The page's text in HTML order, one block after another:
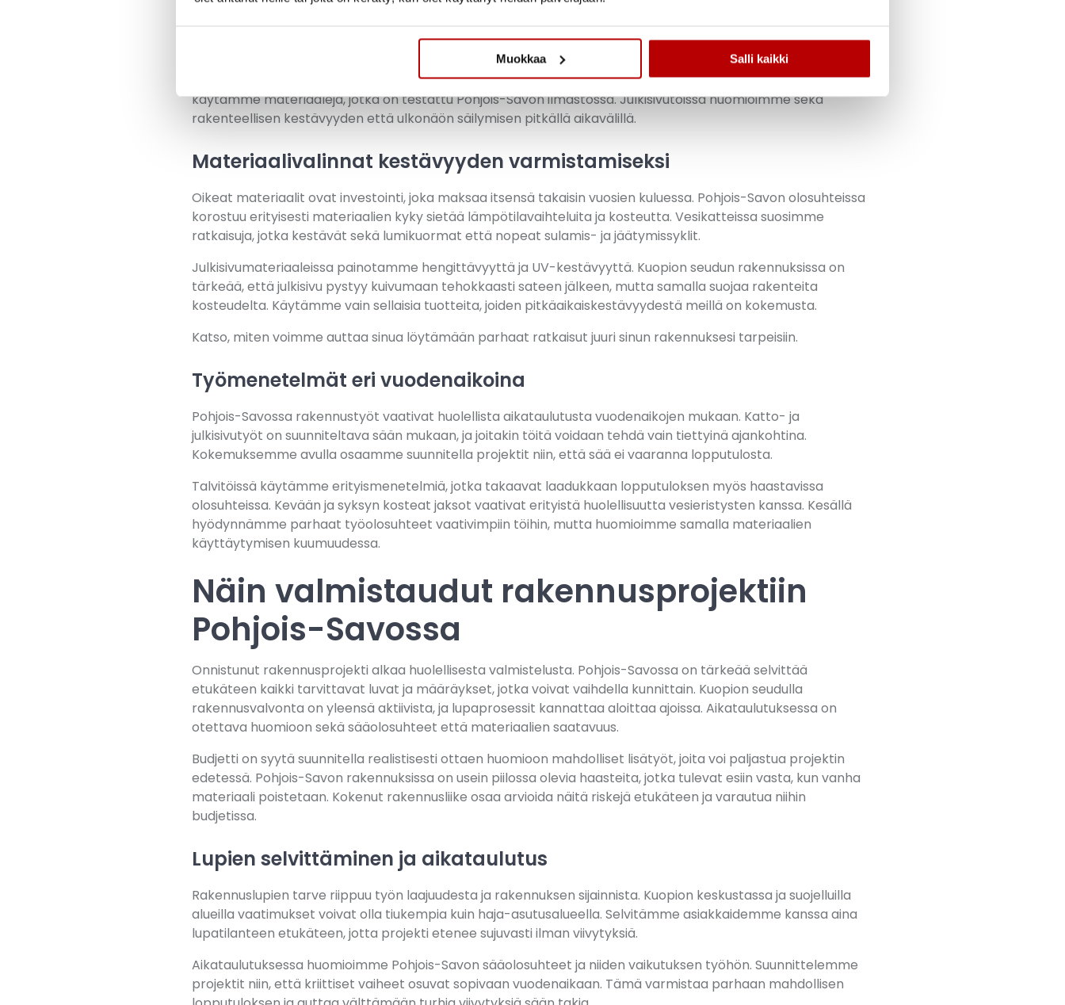
Muokkaa Salli kaikki
lämpötilavaihtelut rasittavat rakenteita ympäri vuoden. Talvella lumi ja jää luovat staattisia kuormia, kun taas
erikoistuu juuri näihin haastaviin olosuhteisiin. Vesikattojen huollossa ja remontoinnissa
käytämme materiaaleja, jotka on testattu Pohjois-Savon ilmastossa. Julkisivutöissä huomioimme sekä
rakenteellisen kestävyyden että ulkonäön säilymisen pitkällä aikavälillä.
Materiaalivalinnat kestävyyden varmistamiseksi
Oikeat materiaalit ovat investointi, joka maksaa itsensä takaisin vuosien kuluessa. Pohjois-Savon olosuhteissa
korostuu erityisesti materiaalien kyky sietää lämpötilavaihteluita ja kosteutta. Vesikatteissa suosimme
ratkaisuja, jotka kestävät sekä lumikuormat että nopeat sulamis- ja jäätymissyklit.
Julkisivumateriaaleissa painotamme hengittävyyttä ja UV-kestävyyttä. Kuopion seudun rakennuksissa on
tärkeää, että julkisivu pystyy kuivumaan tehokkaasti sateen jälkeen, mutta samalla suojaa rakenteita
kosteudelta. Käytämme vain sellaisia tuotteita, joiden pitkäaikaiskestävyydestä meillä on kokemusta.
Katso, miten voimme auttaa sinua löytämään parhaat ratkaisut juuri sinun rakennuksesi tarpeisiin.
Työmenetelmät eri vuodenaikoina
Pohjois-Savossa rakennustyöt vaativat huolellista aikataulutusta vuodenaikojen mukaan. Katto- ja
julkisivutyöt on suunniteltava sään mukaan, ja joitakin töitä voidaan tehdä vain tiettyinä ajankohtina.
Kokemuksemme avulla osaamme suunnitella projektit niin, että sää ei vaaranna lopputulosta.
Talvitöissä käytämme erityismenetelmiä, jotka takaavat laadukkaan lopputuloksen myös haastavissa
olosuhteissa. Kevään ja syksyn kosteat jaksot vaativat erityistä huolellisuutta vesieristysten kanssa. Kesällä
hyödynnämme parhaat työolosuhteet vaativimpiin töihin, mutta huomioimme samalla materiaalien
käyttäytymisen kuumuudessa.
Näin valmistaudut rakennusprojektiin
Pohjois-Savossa
Onnistunut rakennusprojekti alkaa huolellisesta valmistelusta. Pohjois-Savossa on tärkeää selvittää
etukäteen kaikki tarvittavat luvat ja määräykset, jotka voivat vaihdella kunnittain. Kuopion seudulla
rakennusvalvonta on yleensä aktiivista, ja lupaprosessit kannattaa aloittaa ajoissa. Aikataulutuksessa on
otettava huomioon sekä sääolosuhteet että materiaalien saatavuus.
Budjetti on syytä suunnitella realistisesti ottaen huomioon mahdolliset lisätyöt, joita voi paljastua projektin
edetessä. Pohjois-Savon rakennuksissa on usein piilossa olevia haasteita, jotka tulevat esiin vasta, kun vanha
materiaali poistetaan. Kokenut rakennusliike osaa arvioida näitä riskejä etukäteen ja varautua niihin
budjetissa.
Lupien selvittäminen ja aikataulutus
Rakennuslupien tarve riippuu työn laajuudesta ja rakennuksen sijainnista. Kuopion keskustassa ja suojelluilla
alueilla vaatimukset voivat olla tiukempia kuin haja-asutusalueella. Selvitämme asiakkaidemme kanssa aina
lupatilanteen etukäteen, jotta projekti etenee sujuvasti ilman viivytyksiä.
Aikataulutuksessa huomioimme Pohjois-Savon sääolosuhteet ja niiden vaikutuksen työhön. Suunnittelemme
projektit niin, että kriittiset vaiheet osuvat sopivaan vuodenaikaan. Tämä varmistaa parhaan mahdollisen